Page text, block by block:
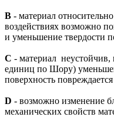
В - материал
воздействиях возможно
и уменьшение твердости
С - материал неустойчив,
единиц по Шору)
поверхность
D - возможно изменение
механических свойств